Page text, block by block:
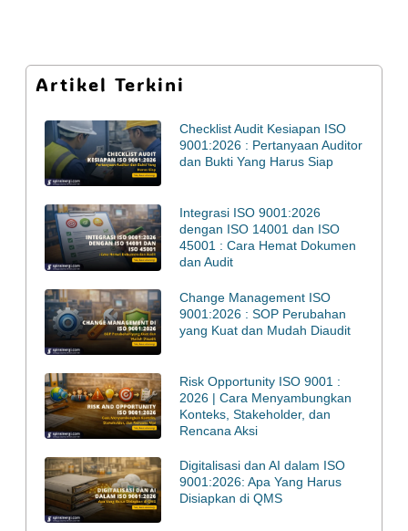
Artikel Terkini
Checklist Audit Kesiapan ISO
9001:2026 : Pertanyaan Auditor
dan Bukti Yang Harus Siap
Integrasi ISO 9001:2026
dengan ISO 14001 dan ISO
45001 : Cara Hemat Dokumen
dan Audit
Change Management ISO
9001:2026 : SOP Perubahan
yang Kuat dan Mudah Diaudit
Risk Opportunity ISO 9001 :
2026 | Cara Menyambungkan
Konteks, Stakeholder, dan
Rencana Aksi
Digitalisasi dan AI dalam ISO
9001:2026: Apa Yang Harus
Disiapkan di QMS